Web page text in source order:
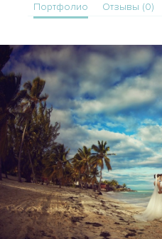
Портфолио Отзывы (0)